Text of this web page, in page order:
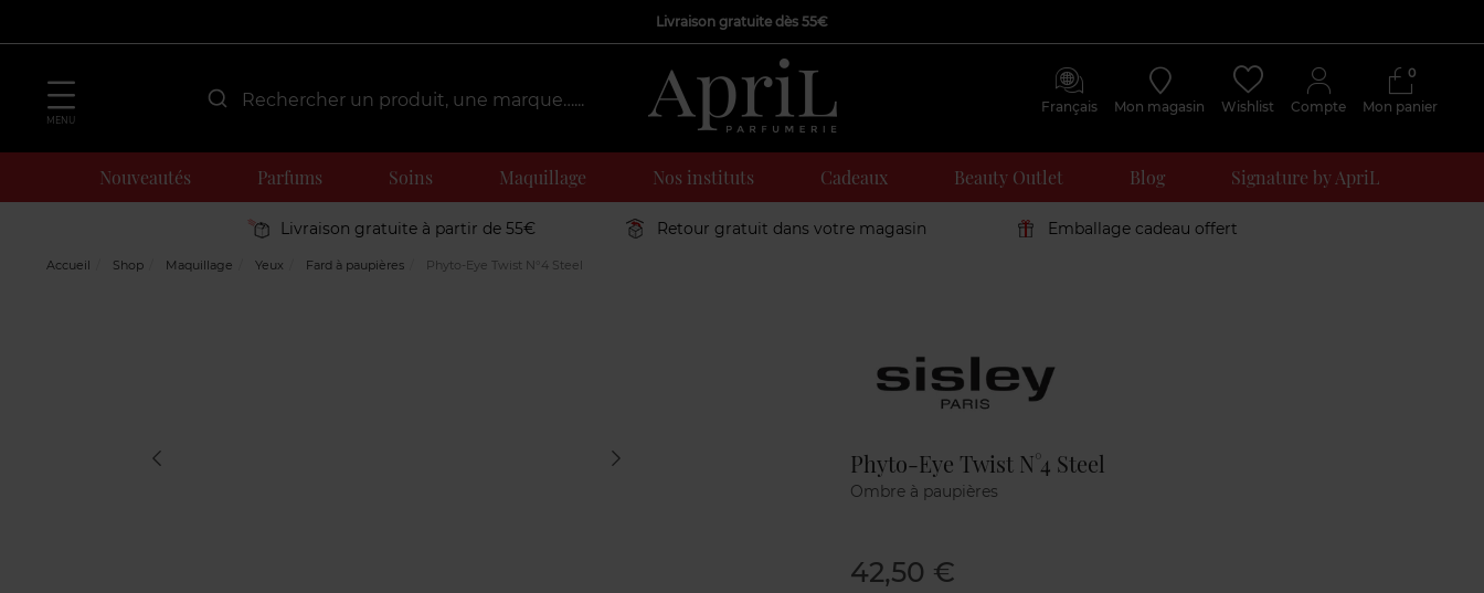
Livraison gratuite dès 55€
MENU
Français Mon magasin Wishlist Compte Mon panier
0
Nouveautés Parfums Soins Maquillage Nos instituts Cadeaux Beauty Outlet Blog Signature by ApriL
Livraison gratuite à partir de 55€ Retour gratuit dans votre magasin Emballage cadeau offert
Accueil Shop Maquillage Yeux Fard à paupières Phyto-Eye Twist N°4 Steel
Phyto-Eye Twist N°4 Steel
Ombre à paupières
42,50 €